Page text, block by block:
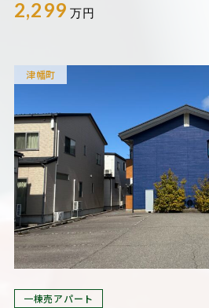
2,299 万円
津幡町
一棟売アパート